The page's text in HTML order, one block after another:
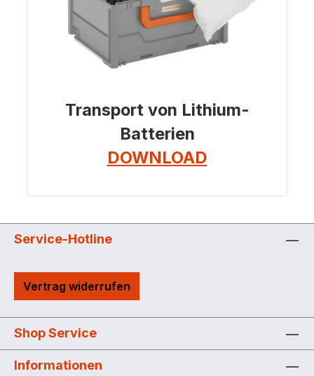
Transport von Lithium-
Batterien
DOWNLOAD
Service-Hotline
Vertrag widerrufen
Shop Service
Informationen